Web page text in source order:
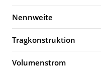
Nennweite
Tragkonstruktion
Volumenstrom